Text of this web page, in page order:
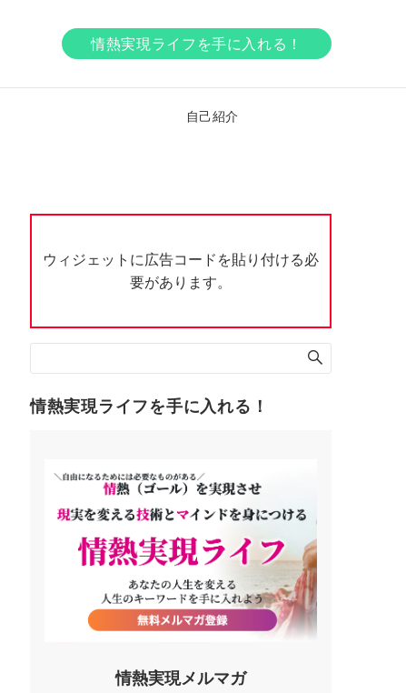
情熱実現ライフを手に入れる！
自己紹介
ウィジェットに広告コードを貼り付ける必
要があります。
情熱実現ライフを手に入れる！
情熱実現メルマガ